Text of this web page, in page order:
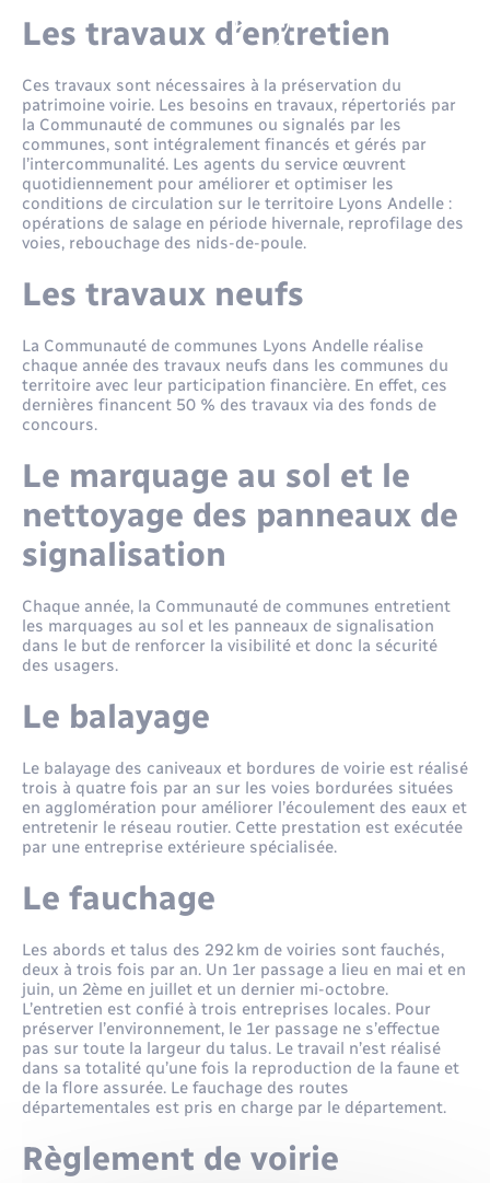
Location de scooter
Pass ton permis
Transport solidaire
Eau - Assainissement
Emploi
Enfants – Jeunes
Radio Fréquence Andelle
Séjours
Entreprises
Loisirs
Numérique
Santé - Social
Rénovation de l’habitat
Séniors
Transport solidaire
Urbanisme
Présentation du territoire
Publications
Inscription newsletter culture
Petites Villes de Demain
Plan Local d’Urbanisme intercommunal
Prévention - Sécurité
Santé - Social
Tourisme
Urbanisme
Voirie
Les travaux d’entretien
Ces travaux sont nécessaires à la préservation du
patrimoine voirie. Les besoins en travaux, répertoriés par
la Communauté de communes ou signalés par les
communes, sont intégralement financés et gérés par
l’intercommunalité. Les agents du service œuvrent
quotidiennement pour améliorer et optimiser les
conditions de circulation sur le territoire Lyons Andelle :
opérations de salage en période hivernale, reprofilage des
voies, rebouchage des nids-de-poule.
Les travaux neufs
La Communauté de communes Lyons Andelle réalise
chaque année des travaux neufs dans les communes du
territoire avec leur participation financière. En effet, ces
dernières financent 50 % des travaux via des fonds de
concours.
Le marquage au sol et le
nettoyage des panneaux de
signalisation
Chaque année, la Communauté de communes entretient
les marquages au sol et les panneaux de signalisation
dans le but de renforcer la visibilité et donc la sécurité
des usagers.
Le balayage
Le balayage des caniveaux et bordures de voirie est réalisé
trois à quatre fois par an sur les voies bordurées situées
en agglomération pour améliorer l’écoulement des eaux et
entretenir le réseau routier. Cette prestation est exécutée
par une entreprise extérieure spécialisée.
Le fauchage
Les abords et talus des 292 km de voiries sont fauchés,
deux à trois fois par an. Un 1er passage a lieu en mai et en
juin, un 2ème en juillet et un dernier mi-octobre.
L’entretien est confié à trois entreprises locales. Pour
préserver l’environnement, le 1er passage ne s’effectue
pas sur toute la largeur du talus. Le travail n’est réalisé
dans sa totalité qu’une fois la reproduction de la faune et
de la flore assurée. Le fauchage des routes
départementales est pris en charge par le département.
Règlement de voirie